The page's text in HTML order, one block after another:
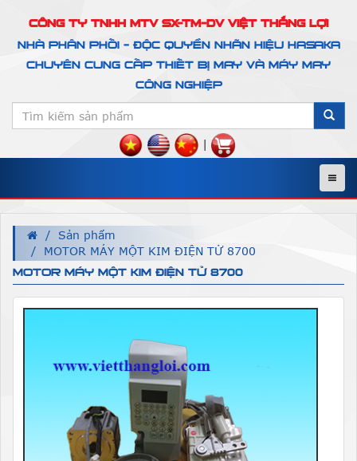
CÔNG TY TNHH MTV SX-TM-DV VIỆT THẮNG LỢI
NHÀ PHÂN PHỐI - ĐỘC QUYỀN NHÃN HIỆU HASAKA
CHUYÊN CUNG CẤP THIẾT BỊ MAY VÀ MÁY MAY
CÔNG NGHIỆP
|
Menu
Sản phẩm
MOTOR MÁY MỘT KIM ĐIỆN TỬ 8700
MOTOR MÁY MỘT KIM ĐIỆN TỬ 8700